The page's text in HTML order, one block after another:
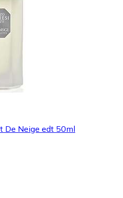
De Neige edt 50ml